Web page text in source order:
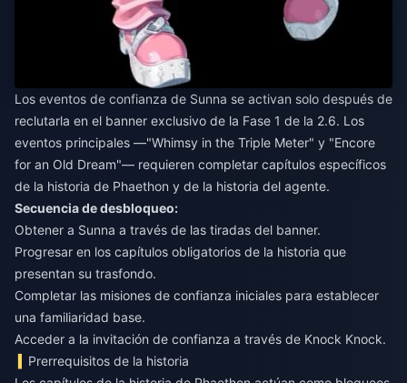
Los eventos de confianza de Sunna se activan solo después de
reclutarla en el banner exclusivo de la Fase 1 de la 2.6. Los
eventos principales —"Whimsy in the Triple Meter" y "Encore
for an Old Dream"— requieren completar capítulos específicos
de la historia de Phaethon y de la historia del agente.
Secuencia de desbloqueo:
Obtener a Sunna a través de las tiradas del banner.
Progresar en los capítulos obligatorios de la historia que
presentan su trasfondo.
Completar las misiones de confianza iniciales para establecer
una familiaridad base.
Acceder a la invitación de confianza a través de Knock Knock.
Prerrequisitos de la historia